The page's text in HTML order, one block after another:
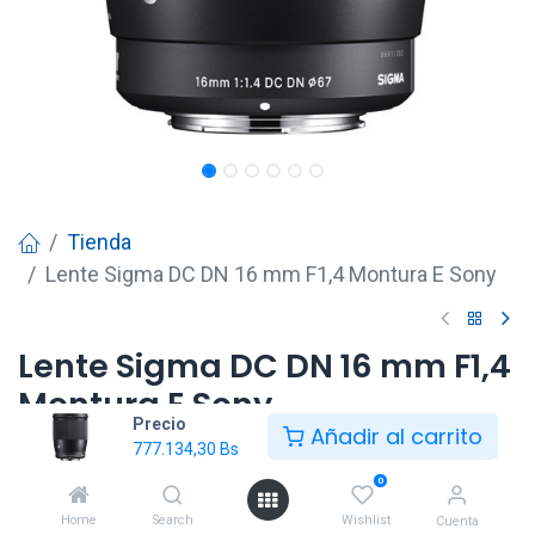
Precio
777.134,30 Bs Añadir al carrito
Home Search
0
Wishlist Cuenta
Tienda
Lente Sigma DC DN 16 mm F1,4 Montura E Sony
Lente Sigma DC DN 16 mm F1,4
Montura E Sony
777.134,30Bs